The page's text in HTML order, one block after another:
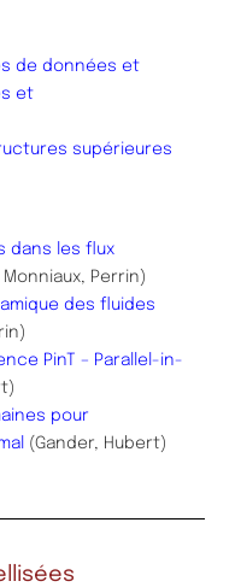
de données et
et
supérieures
dans les flux
Perrin)
des fluides
PinT – Parallel-in-
pour
(Gander, Hubert)